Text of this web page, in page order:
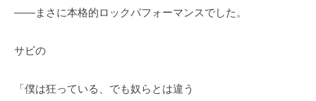
――まさに本格的ロックパフォーマンスでした。
サビの
「僕は狂っている、でも奴らとは違う